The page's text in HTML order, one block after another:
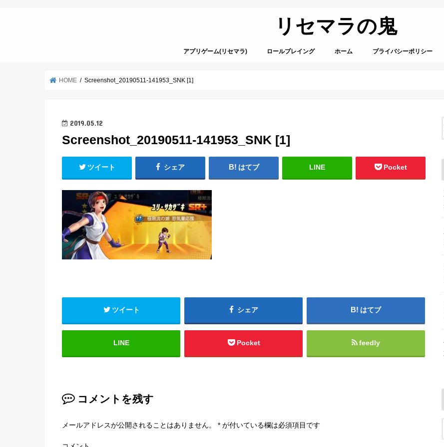
リセマラの鬼
アプリゲーム(リセマラ) ロールプレイング ホーム プライバシーポリシー
HOME Screenshot_20190511-141953_SNK [1]
2019.05.12
Screenshot_20190511-141953_SNK [1]
ツイート シェア はてブ LINE Pocket
ツイート シェア はてブ
LINE Pocket feedly
コメントを残す
メールアドレスが公開されることはありません。 * が付いている欄は必須項目です